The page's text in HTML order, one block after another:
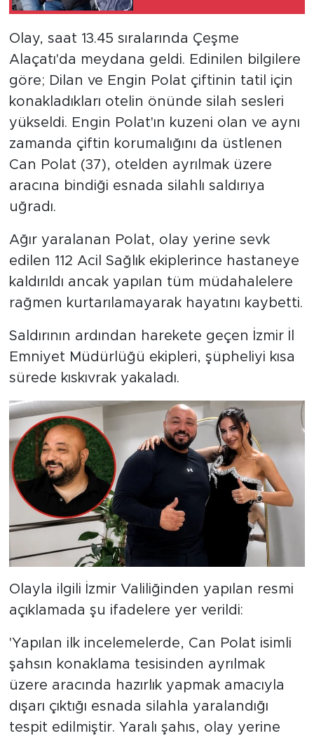
Olay, saat 13.45 sıralarında Çeşme
Alaçatı'da meydana geldi. Edinilen bilgilere
göre; Dilan ve Engin Polat çiftinin tatil için
konakladıkları otelin önünde silah sesleri
yükseldi. Engin Polat'ın kuzeni olan ve aynı
zamanda çiftin korumalığını da üstlenen
Can Polat (37), otelden ayrılmak üzere
aracına bindiği esnada silahlı saldırıya
uğradı.
Ağır yaralanan Polat, olay yerine sevk
edilen 112 Acil Sağlık ekiplerince hastaneye
kaldırıldı ancak yapılan tüm müdahalelere
rağmen kurtarılamayarak hayatını kaybetti.
Saldırının ardından harekete geçen İzmir İl
Emniyet Müdürlüğü ekipleri, şüpheliyi kısa
sürede kıskıvrak yakaladı.
Olayla ilgili İzmir Valiliğinden yapılan resmi
açıklamada şu ifadelere yer verildi:
'Yapılan ilk incelemelerde, Can Polat isimli
şahsın konaklama tesisinden ayrılmak
üzere aracında hazırlık yapmak amacıyla
dışarı çıktığı esnada silahla yaralandığı
tespit edilmiştir. Yaralı şahıs, olay yerine